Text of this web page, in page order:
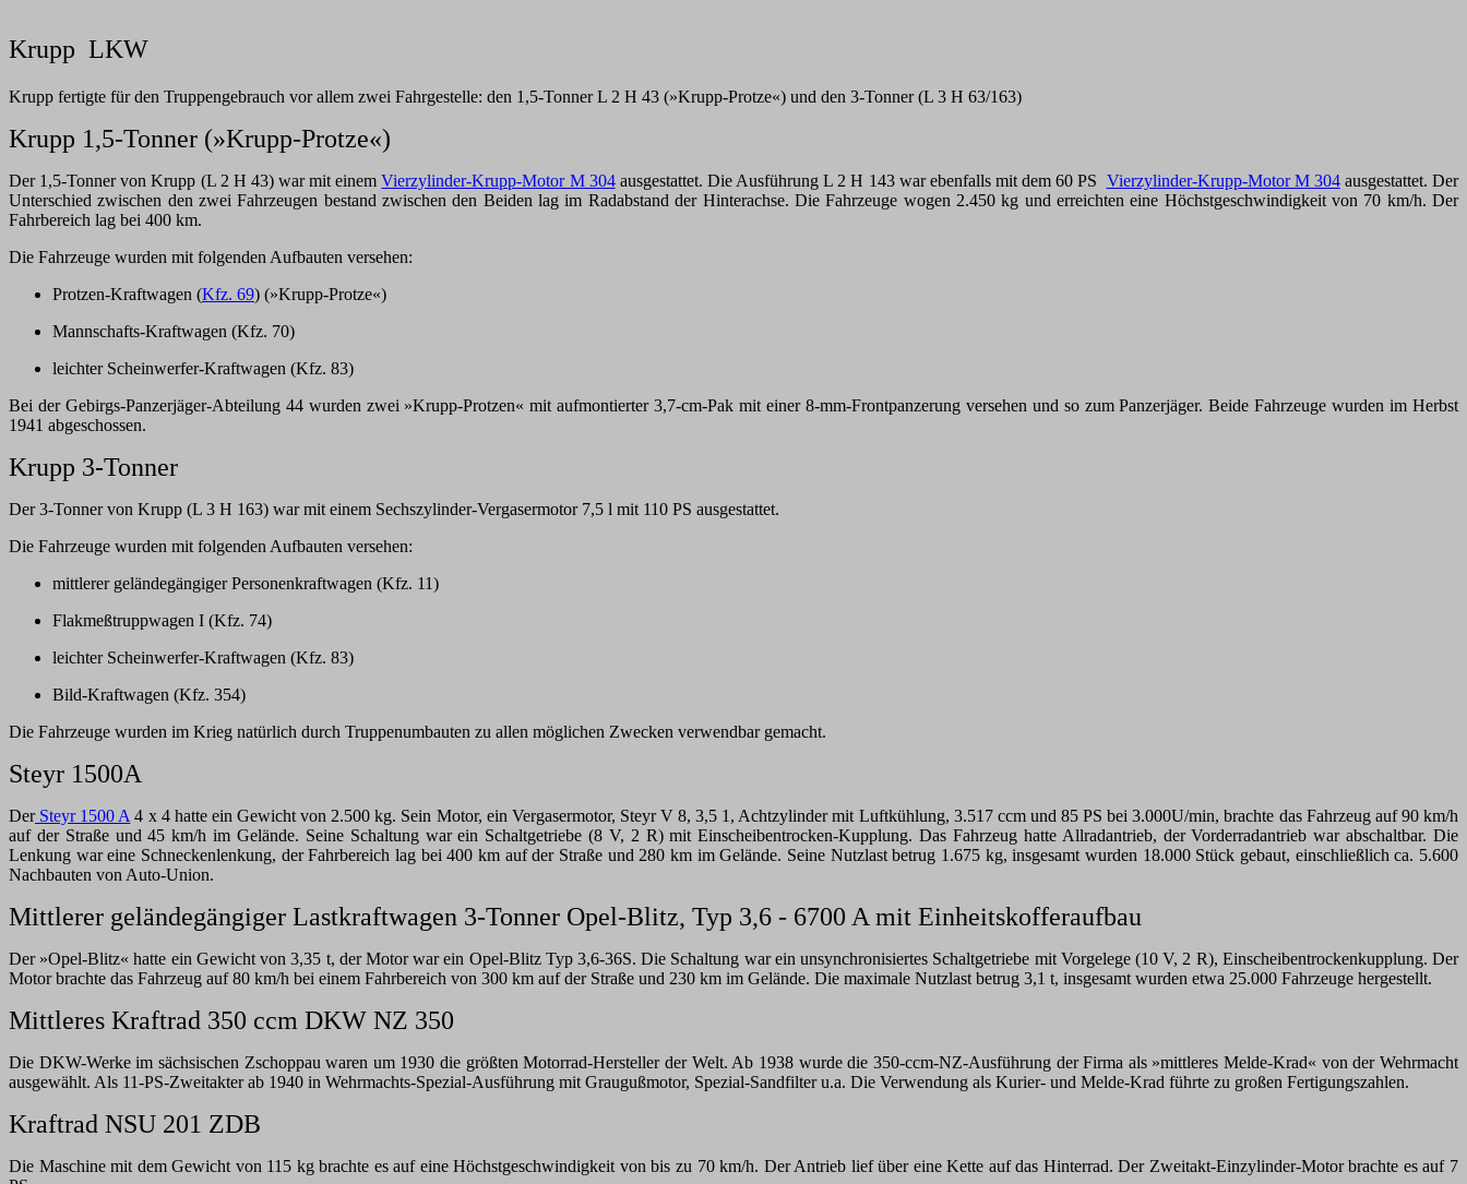
Krupp LKW
Krupp fertigte für den Truppengebrauch vor allem zwei Fahrgestelle: den 1,5-Tonner L 2 H 43 (»Krupp-Protze«) und den 3-Tonner (L 3 H 63/163)
Krupp 1,5-Tonner (»Krupp-Protze«)
Der 1,5-Tonner von Krupp (L 2 H 43) war mit einemVierzylinder-Krupp-Motor M 304ausgestattet. Die Ausführung L 2 H 143 war ebenfalls mit dem 60 PS Vierzylinder-Krupp-Motor M 304ausgestattet. Der
Unterschied zwischen den zwei Fahrzeugen bestand zwischen den Beiden lag im Radabstand der Hinterachse. Die Fahrzeuge wogen 2.450 kg und erreichten eine Höchstgeschwindigkeit von 70 km/h. Der
Fahrbereich lag bei 400 km.
Die Fahrzeuge wurden mit folgenden Aufbauten versehen:
Protzen-Kraftwagen (Kfz. 69) (»Krupp-Protze«)
Mannschafts-Kraftwagen (Kfz. 70)
leichter Scheinwerfer-Kraftwagen (Kfz. 83)
Bei der Gebirgs-Panzerjäger-Abteilung 44 wurden zwei »Krupp-Protzen« mit aufmontierter 3,7-cm-Pak mit einer 8-mm-Frontpanzerung versehen und so zum Panzerjäger. Beide Fahrzeuge wurden im Herbst
1941 abgeschossen.
Krupp 3-Tonner
Der 3-Tonner von Krupp (L 3 H 163) war mit einem Sechszylinder-Vergasermotor 7,5 l mit 110 PS ausgestattet.
Die Fahrzeuge wurden mit folgenden Aufbauten versehen:
mittlerer geländegängiger Personenkraftwagen (Kfz. 11)
Flakmeßtruppwagen I (Kfz. 74)
leichter Scheinwerfer-Kraftwagen (Kfz. 83)
Bild-Kraftwagen (Kfz. 354)
Die Fahrzeuge wurden im Krieg natürlich durch Truppenumbauten zu allen möglichen Zwecken verwendbar gemacht.
Steyr 1500A
DerSteyr 1500 A 4 x 4 hatte ein Gewicht von 2.500 kg. Sein Motor, ein Vergasermotor, Steyr V 8, 3,5 1, Achtzylinder mit Luftkühlung, 3.517 ccm und 85 PS bei 3.000U/min, brachte das Fahrzeug auf 90 km/h
auf der Straße und 45 km/h im Gelände. Seine Schaltung war ein Schaltgetriebe (8 V, 2 R) mit Einscheibentrocken-Kupplung. Das Fahrzeug hatte Allradantrieb, der Vorderradantrieb war abschaltbar. Die
Lenkung war eine Schneckenlenkung, der Fahrbereich lag bei 400 km auf der Straße und 280 km im Gelände. Seine Nutzlast betrug 1.675 kg, insgesamt wurden 18.000 Stück gebaut, einschließlich ca. 5.600
Nachbauten von Auto-Union.
Mittlerer geländegängiger Lastkraftwagen 3-Tonner Opel-Blitz, Typ 3,6 - 6700 A mit Einheitskofferaufbau
Der »Opel-Blitz« hatte ein Gewicht von 3,35 t, der Motor war ein Opel-Blitz Typ 3,6-36S. Die Schaltung war ein unsynchronisiertes Schaltgetriebe mit Vorgelege (10 V, 2 R), Einscheibentrockenkupplung. Der
Motor brachte das Fahrzeug auf 80 km/h bei einem Fahrbereich von 300 km auf der Straße und 230 km im Gelände. Die maximale Nutzlast betrug 3,1 t, insgesamt wurden etwa 25.000 Fahrzeuge hergestellt.
Mittleres Kraftrad 350 ccm DKW NZ 350
Die DKW-Werke im sächsischen Zschoppau waren um 1930 die größten Motorrad-Hersteller der Welt. Ab 1938 wurde die 350-ccm-NZ-Ausführung der Firma als »mittleres Melde-Krad« von der Wehrmacht
ausgewählt. Als 11-PS-Zweitakter ab 1940 in Wehrmachts-Spezial-Ausführung mit Graugußmotor, Spezial-Sandfilter u.a. Die Verwendung als Kurier- und Melde-Krad führte zu großen Fertigungszahlen.
Kraftrad NSU 201 ZDB
Die Maschine mit dem Gewicht von 115 kg brachte es auf eine Höchstgeschwindigkeit von bis zu 70 km/h. Der Antrieb lief über eine Kette auf das Hinterrad. Der Zweitakt-Einzylinder-Motor brachte es auf 7